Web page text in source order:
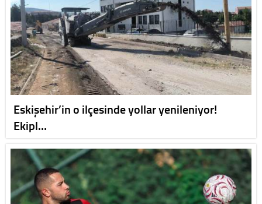
Eskişehir’in o ilçesinde yollar yenileniyor!
Ekipl…